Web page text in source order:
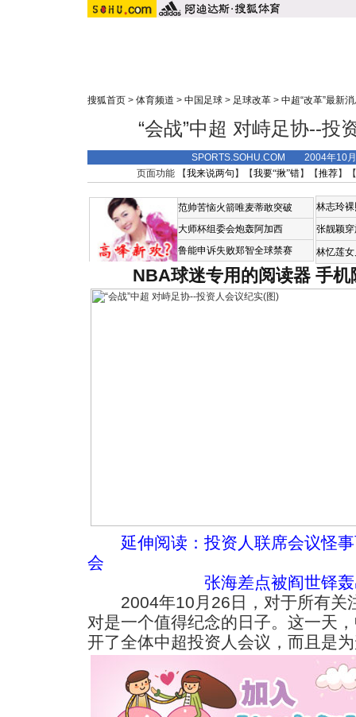
搜狐首页 > 体育频道 > 中国足球 > 足球改革 > 中超“改革”最新
“会战”中超 对峙足协--投
SPORTS.SOHU.COM 2004年10
页面功能 【我来说两句 】【我要“揪”错】【推荐】
范帅苦恼火箭唯麦蒂敢突破
大师杯组委会炮轰阿加西
鲁能申诉失败郑智全球禁赛
林志玲
张靓颖
林忆莲
NBA球迷专用的阅读器 手机
延伸阅读： 投资人联席会议怪
会
张海差点被阎世铎
2004年10月26日，对于所有关
对是一个值得纪念的日子。这一天
开了全体中超投资人会议，而且是